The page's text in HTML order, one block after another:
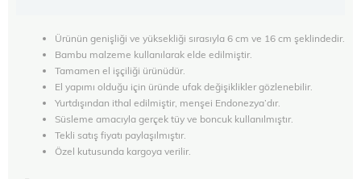
Ürünün genişliği ve yüksekliği sırasıyla 6 cm ve 16 cm şeklindedir.
Bambu malzeme kullanılarak elde edilmiştir.
Tamamen el işçiliği ürünüdür.
El yapımı olduğu için üründe ufak değişiklikler gözlenebilir.
Yurtdışından ithal edilmiştir, menşei Endonezya’dır.
Süsleme amacıyla gerçek tüy ve boncuk kullanılmıştır.
Tekli satış fiyatı paylaşılmıştır.
Özel kutusunda kargoya verilir.